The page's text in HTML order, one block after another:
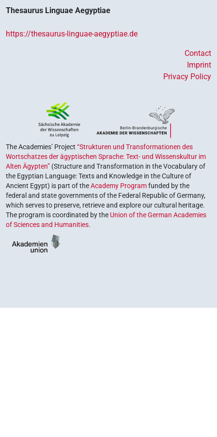
Thesaurus Linguae Aegyptiae
https://thesaurus-linguae-aegyptiae.de
Contact
Imprint
Privacy Policy
The Academies’ Project “Strukturen und Transformationen des
Wortschatzes der ägyptischen Sprache: Text- und Wissenskultur im
Alten Ägypten” (Structure and Transformation in the Vocabulary of
the Egyptian Language: Texts and Knowledge in the Culture of
Ancient Egypt) is part of theAcademy Programfunded by the
federal and state governments of the Federal Republic of Germany,
which serves to preserve, retrieve and explore our cultural heritage.
The program is coordinated by the Union of the German Academies
of Sciences and Humanities.